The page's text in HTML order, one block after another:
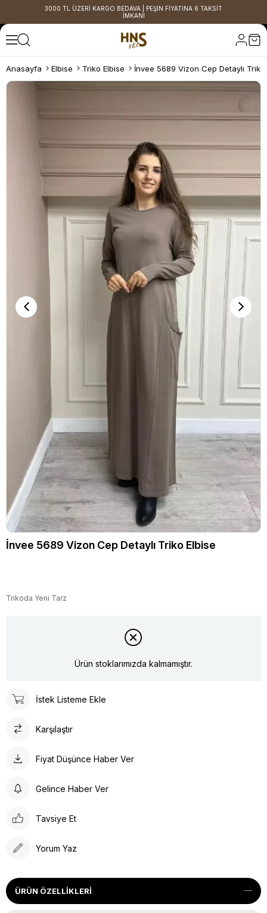
3000 TL ÜZERİ KARGO BEDAVA | PEŞİN FİYATINA 6 TAKSİT
İMKANI
Anasayfa Elbise Triko Elbise İnvee 5689 Vizon Cep Detaylı Triko
İnvee 5689 Vizon Cep Detaylı Triko Elbise
Trikoda Yeni Tarz
Ürün stoklarımızda kalmamıştır.
İstek Listeme Ekle
Karşılaştır
Fiyat Düşünce Haber Ver
Gelince Haber Ver
Tavsiye Et
Yorum Yaz
ÜRÜN ÖZELLIKLERI